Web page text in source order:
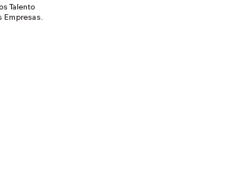
Talento
Empresas.